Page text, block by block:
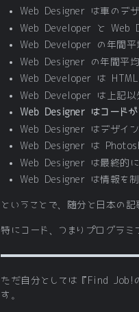
Web Designer は車のデザ
Web Developer と Web
Web Developer の年間
Web Designer の年間平
Web Developer は HTML
Web Developer は上記以
Web Designer はコードが
Web Designer はデザイン
Web Designer は
Web Designer は最終的に
Web Designer は情報を
ということで、随分と日本の
特にコード、つまりプログラ
ただ自分としては『Find Job!
す。